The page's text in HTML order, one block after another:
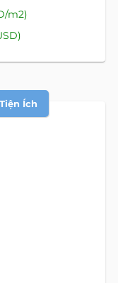
m2)
Ích